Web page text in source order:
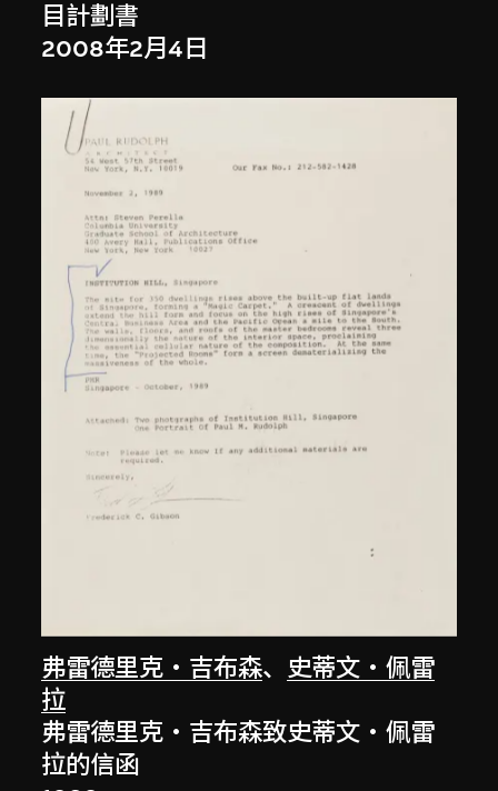
目計劃書
2008年2月4日
弗雷德里克‧吉布森、 史蒂文‧佩雷
拉
弗雷德里克‧吉布森致史蒂文‧佩雷
拉的信函